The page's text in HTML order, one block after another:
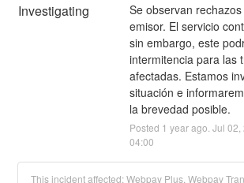
Investigating
Se observan
emisor. El servicio
sin embargo, este
intermitencia para las
afectadas. Estamos
situación e
la brevedad posible.
Posted 1 year ago. Jul 02
04:00
This incident affected: Webpay Plus, Webpay